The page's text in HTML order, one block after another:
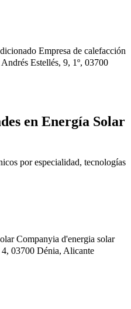
Empresa de calefacción
Estellés, 9, 1º, 03700
en Energía Solar
por especialidad, tecnologías
Companyia d'energia solar
03700 Dénia, Alicante